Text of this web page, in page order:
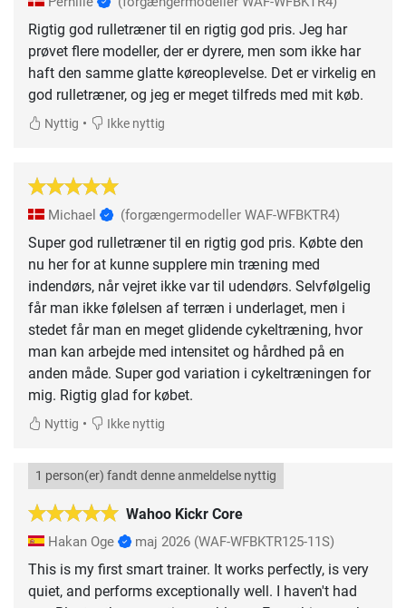
Rigtig god rulletræner til en rigtig god pris. Jeg har
prøvet flere modeller, der er dyrere, men som ikke har
haft den samme glatte køreoplevelse. Det er virkelig en
god rulletræner, og jeg er meget tilfreds med mit køb.
Nyttig • Ikke nyttig
Michael (forgængermodeller WAF-WFBKTR4)
Super god rulletræner til en rigtig god pris. Købte den
nu her for at kunne supplere min træning med
indendørs, når vejret ikke var til udendørs. Selvfølgelig
får man ikke følelsen af terræn i underlaget, men i
stedet får man en meget glidende cykeltræning, hvor
man kan arbejde med intensitet og hårdhed på en
anden måde. Super god variation i cykeltræningen for
mig. Rigtig glad for købet.
Nyttig • Ikke nyttig
Wahoo Kickr Core
1 person(er) fandt denne anmeldelse nyttig
Hakan Oge maj 2026 (WAF-WFBKTR125-11S)
This is my first smart trainer. It works perfectly, is very
quiet, and performs exceptionally well. I haven't had